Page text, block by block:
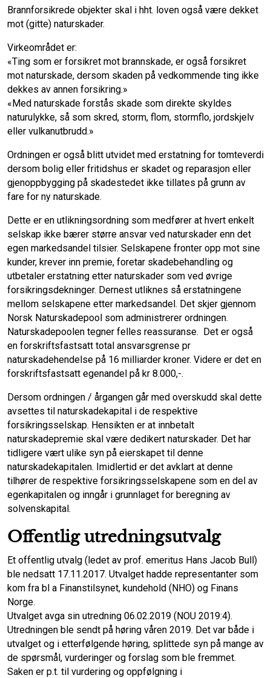
Brannforsikrede objekter skal i hht. loven også være dekket
mot (gitte) naturskader.
Virkeområdet er:
«Ting som er forsikret mot brannskade, er også forsikret
mot naturskade, dersom skaden på vedkommende ting ikke
dekkes av annen forsikring.»
«Med naturskade forstås skade som direkte skyldes
naturulykke, så som skred, storm, flom, stormflo, jordskjelv
eller vulkanutbrudd.»
Ordningen er også blitt utvidet med erstatning for tomteverdi
dersom bolig eller fritidshus er skadet og reparasjon eller
gjenoppbygging på skadestedet ikke tillates på grunn av
fare for ny naturskade.
Dette er en utlikningsordning som medfører at hvert enkelt
selskap ikke bærer større ansvar ved naturskader enn det
egen markedsandel tilsier. Selskapene fronter opp mot sine
kunder, krever inn premie, foretar skadebehandling og
utbetaler erstatning etter naturskader som ved øvrige
forsikringsdekninger. Dernest utliknes så erstatningene
mellom selskapene etter markedsandel. Det skjer gjennom
Norsk Naturskadepool som administrerer ordningen.
Naturskadepoolen tegner felles reassuranse. Det er også
en forskriftsfastsatt total ansvarsgrense pr
naturskadehendelse på 16 milliarder kroner. Videre er det en
forskriftsfastsatt egenandel på kr 8.000,-.
Dersom ordningen / årgangen går med overskudd skal dette
avsettes til naturskadekapital i de respektive
forsikringsselskap. Hensikten er at innbetalt
naturskadepremie skal være dedikert naturskader. Det har
tidligere vært ulike syn på eierskapet til denne
naturskadekapitalen. Imidlertid er det avklart at denne
tilhører de respektive forsikringsselskapene som en del av
egenkapitalen og inngår i grunnlaget for beregning av
solvenskapital.
Offentlig utredningsutvalg
Et offentlig utvalg (ledet av prof. emeritus Hans Jacob Bull)
ble nedsatt 17.11.2017. Utvalget hadde representanter som
kom fra bl a Finanstilsynet, kundehold (NHO) og Finans
Norge.
Utvalget avga sin utredning 06.02.2019 (NOU 2019:4).
Utredningen ble sendt på høring våren 2019. Det var både i
utvalget og i etterfølgende høring, splittede syn på mange av
de spørsmål, vurderinger og forslag som ble fremmet.
Saken er p.t. til vurdering og oppfølgning i